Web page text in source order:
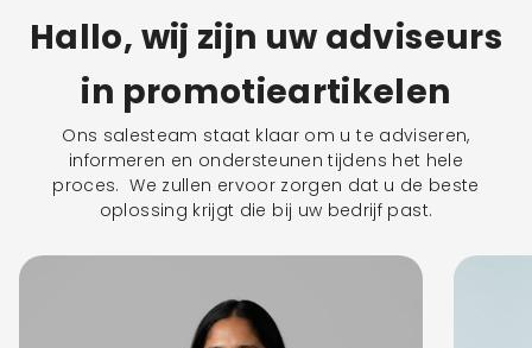
Hallo, wij zijn uw adviseurs
in promotieartikelen
Ons salesteam staat klaar om u te adviseren,
informeren en ondersteunen tijdens het hele
proces. We zullen ervoor zorgen dat u de beste
oplossing krijgt die bij uw bedrijf past.